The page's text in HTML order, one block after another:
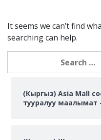
It seems we can’t find
searching can help.
(Кыргыз) Asia Mall
тууралуу маалымат